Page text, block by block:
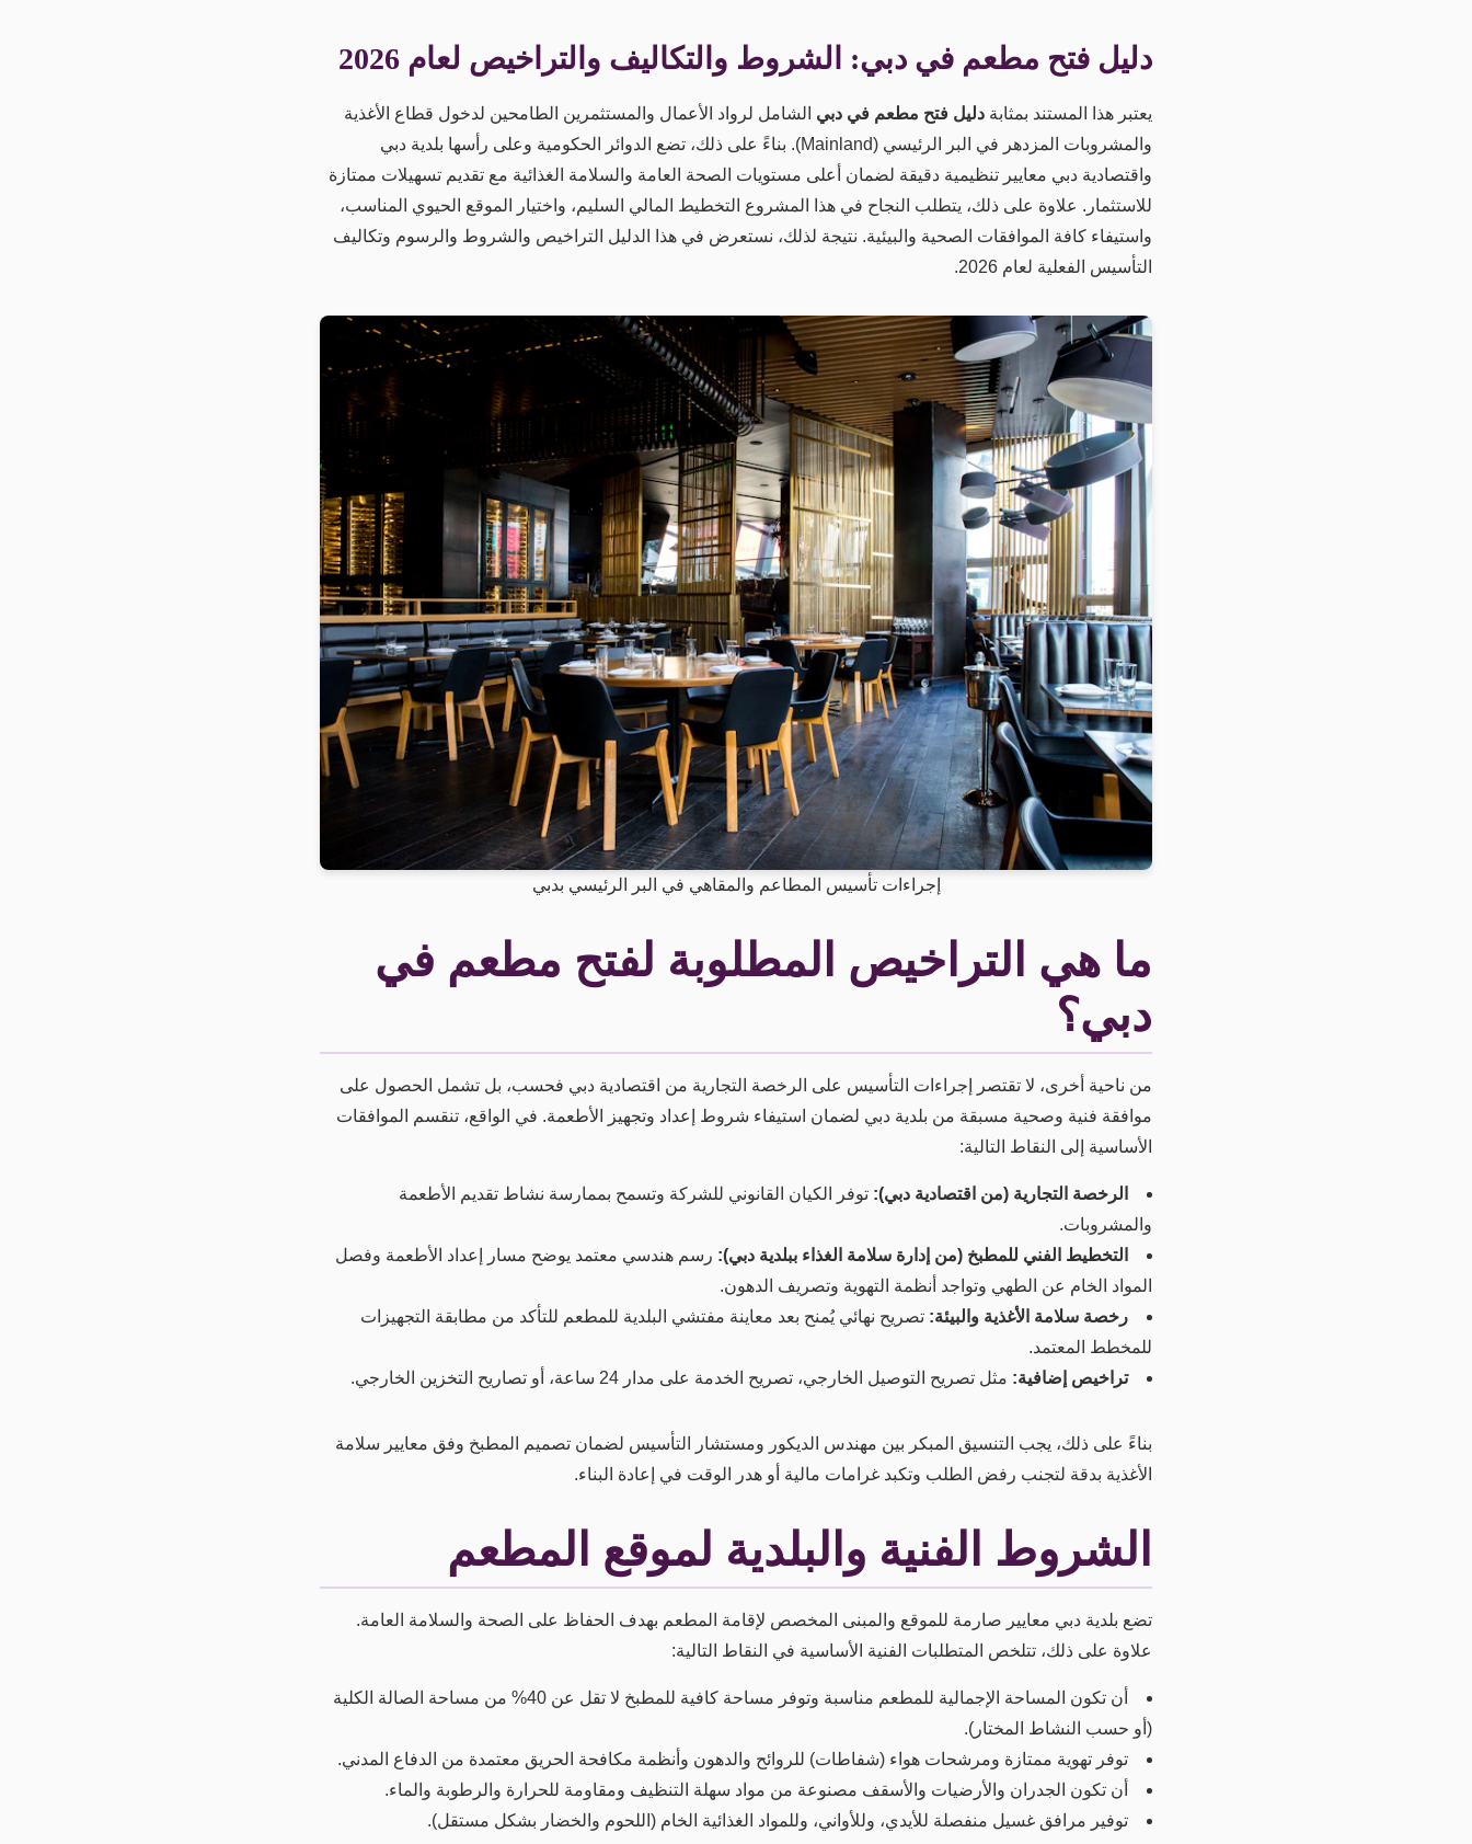
دليل فتح مطعم في دبي: الشروط والتكاليف والتراخيص لعام 2026
يعتبر هذا المستند بمثابة دليل فتح مطعم في دبي الشامل لرواد الأعمال والمستثمرين الطامحين لدخول قطاع الأغذية
والمشروبات المزدهر في البر الرئيسي (Mainland). بناءً على ذلك، تضع الدوائر الحكومية وعلى رأسها بلدية دبي
واقتصادية دبي معايير تنظيمية دقيقة لضمان أعلى مستويات الصحة العامة والسلامة الغذائية مع تقديم تسهيلات ممتازة
للاستثمار. علاوة على ذلك، يتطلب النجاح في هذا المشروع التخطيط المالي السليم، واختيار الموقع الحيوي المناسب،
واستيفاء كافة الموافقات الصحية والبيئية. نتيجة لذلك، نستعرض في هذا الدليل التراخيص والشروط والرسوم وتكاليف
التأسيس الفعلية لعام 2026.
إجراءات تأسيس المطاعم والمقاهي في البر الرئيسي بدبي
ما هي التراخيص المطلوبة لفتح مطعم في
دبي؟
من ناحية أخرى، لا تقتصر إجراءات التأسيس على الرخصة التجارية من اقتصادية دبي فحسب، بل تشمل الحصول على
موافقة فنية وصحية مسبقة من بلدية دبي لضمان استيفاء شروط إعداد وتجهيز الأطعمة. في الواقع، تنقسم الموافقات
الأساسية إلى النقاط التالية:
الرخصة التجارية (من اقتصادية دبي): توفر الكيان القانوني للشركة وتسمح بممارسة نشاط تقديم الأطعمة
والمشروبات.
التخطيط الفني للمطبخ (من إدارة سلامة الغذاء ببلدية دبي): رسم هندسي معتمد يوضح مسار إعداد الأطعمة وفصل
المواد الخام عن الطهي وتواجد أنظمة التهوية وتصريف الدهون.
رخصة سلامة الأغذية والبيئة: تصريح نهائي يُمنح بعد معاينة مفتشي البلدية للمطعم للتأكد من مطابقة التجهيزات
للمخطط المعتمد.
تراخيص إضافية: مثل تصريح التوصيل الخارجي، تصريح الخدمة على مدار 24 ساعة، أو تصاريح التخزين الخارجي.
بناءً على ذلك، يجب التنسيق المبكر بين مهندس الديكور ومستشار التأسيس لضمان تصميم المطبخ وفق معايير سلامة
الأغذية بدقة لتجنب رفض الطلب وتكبد غرامات مالية أو هدر الوقت في إعادة البناء.
الشروط الفنية والبلدية لموقع المطعم
تضع بلدية دبي معايير صارمة للموقع والمبنى المخصص لإقامة المطعم بهدف الحفاظ على الصحة والسلامة العامة.
علاوة على ذلك، تتلخص المتطلبات الفنية الأساسية في النقاط التالية:
أن تكون المساحة الإجمالية للمطعم مناسبة وتوفر مساحة كافية للمطبخ لا تقل عن 40% من مساحة الصالة الكلية
(أو حسب النشاط المختار).
توفر تهوية ممتازة ومرشحات هواء (شفاطات) للروائح والدهون وأنظمة مكافحة الحريق معتمدة من الدفاع المدني.
أن تكون الجدران والأرضيات والأسقف مصنوعة من مواد سهلة التنظيف ومقاومة للحرارة والرطوبة والماء.
توفير مرافق غسيل منفصلة للأيدي، وللأواني، وللمواد الغذائية الخام (اللحوم والخضار بشكل مستقل).